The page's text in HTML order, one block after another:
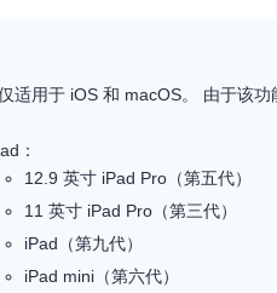
能力
引擎
文字交互模式，与 AI 进行高拟
HOT
信技术，实现更强的实时音视
适用于 iOS 和 macOS。 由于该
：
12.9 英寸 iPad Pro（第五代）
11 英寸 iPad Pro（第三代）
iPad（第九代）
iPad mini（第六代）